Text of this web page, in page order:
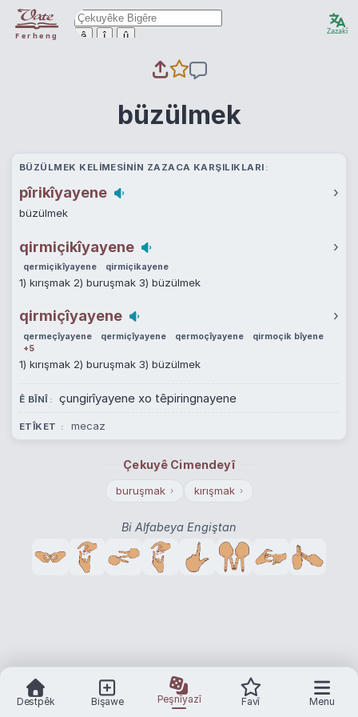
Ferheng ê î û Zazakî
büzülmek
BÜZÜLMEK KELIMESININ ZAZACA KARŞILIKLARI
pîrikîyayene ›
büzülmek
qirmiçikîyayene ›
qermiçikîyayene qirmiçikayene
1) kırışmak 2) buruşmak 3) büzülmek
qirmiçîyayene ›
qermeçîyayene qermiçîyayene qermoçîyayene
qirmoçik bîyene
+5
1) kırışmak 2) buruşmak 3) büzülmek
Ê BÎNÎ çungirîyayene xo têpiringnayene
ETÎKET mecaz
Çekuyê Cimendeyî
buruşmak › kırışmak ›
Bi Alfabeya Engiştan
Destpêk Bişawe Peşnîyazî Favî Menu